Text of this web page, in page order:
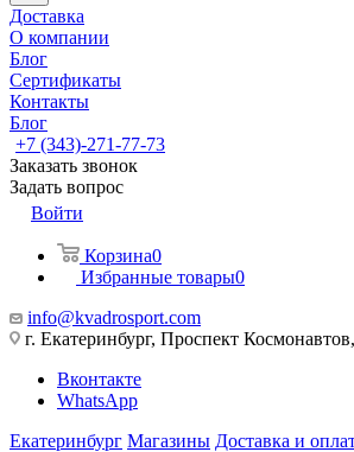
Доставка
О компании
Блог
Сертификаты
Контакты
Блог
+7 (343)-271-77-73
Заказать звонок
Задать вопрос
Войти
Корзина0
Избранные товары0
info@kvadrosport.com
г. Екатеринбург, Проспект
Вконтакте
WhatsApp
Екатеринбург Магазины Доставка и